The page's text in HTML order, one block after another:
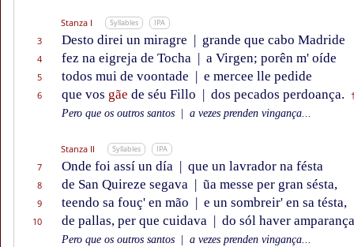
Stanza I Syllables IPA
3 Desto direi un miragre | grande que cabo Madride
4 fez na eigreja de Tocha | a Virgen; porên m' oíde
5 todos mui de voontade | e mercee lle pedide
6 que vos gãe de séu Fillo | dos pecados perdoança.
Pero que os outros santos a vezes prenden vingança...
Stanza II Syllables IPA
7 Onde foi assí un día | que un lavrador na fésta
8 de San Quireze segava | ũa messe per gran sésta,
9 teendo sa fouç' en mão | e un sombreir' en sa tésta,
10 de pallas, per que cuidava | do sól haver
Pero que os outros santos a vezes prenden vingança...